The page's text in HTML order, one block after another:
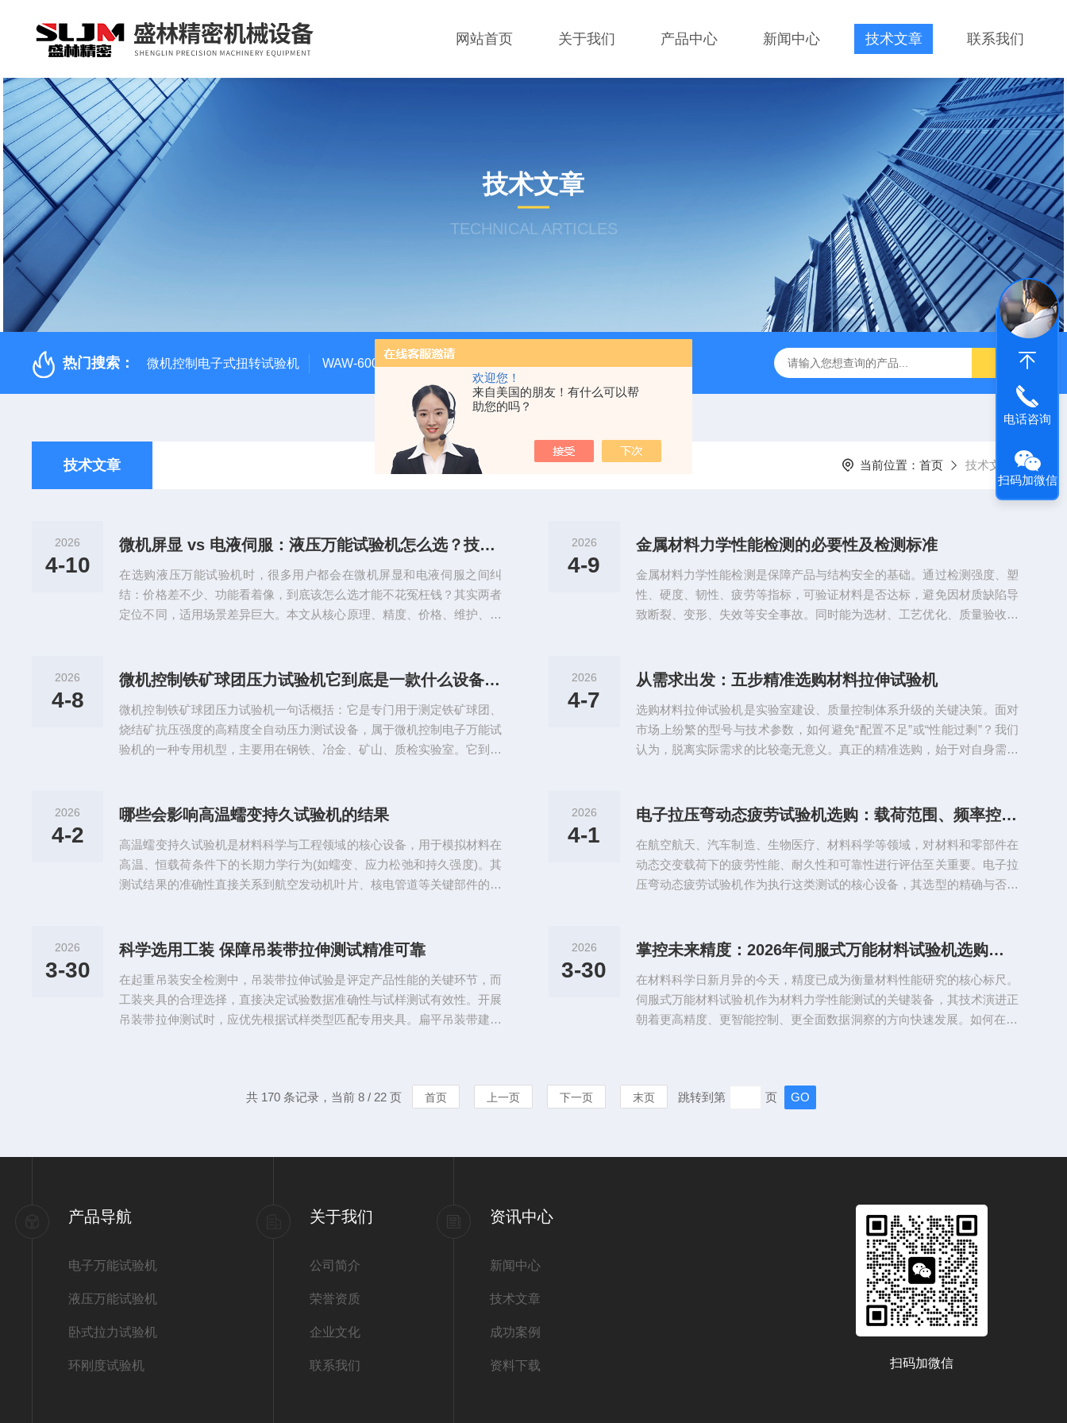
欢迎您！
来自美国的朋友！有什么可以帮
助您的吗？
网站首页 关于我们 产品中心 新闻中心 技术文章 联系我们
技术文章
TECHNICAL ARTICLES
热门搜索： 微机控制电子式扭转试验机 WAW-600D60吨螺栓拉伸试验机 盛林碳硫高速分析仪 CMT4504盛林5吨万能拉力试验机
技术文章 当前位置： 首页 技术文章
2026
4-10
微机屏显 vs 电液伺服：液压万能试验机怎么选？技术对比与选型指南
在选购液压万能试验机时，很多用户都会在微机屏显和电液伺服之间纠
结：价格差不少、功能看着像，到底该怎么选才能不花冤枉钱？其实两者
定位不同，适用场景差异巨大。本文从核心原理、精度、价格、维护、适
简易电控调节，属于开环控制。重点在测力、显示、记录数据，加载过程
实时采集力、位移、变形信号并自动调...
2026
4-9
金属材料力学性能检测的必要性及检测标准
金属材料力学性能检测是保障产品与结构安全的基础。通过检测强度、塑
性、硬度、韧性、疲劳等指标，可验证材料是否达标，避免因材质缺陷导
致断裂、变形、失效等安全事故。同时能为选材、工艺优化、质量验收提
际标准（ISO）、美标（ASTM）执行，核心标准如下：一、拉伸试验
拉...
2026
4-8
微机控制铁矿球团压力试验机它到底是一款什么设备呢？
微机控制铁矿球团压力试验机一句话概括：它是专门用于测定铁矿球团、
烧结矿抗压强度的高精度全自动压力测试设备，属于微机控制电子万能试
验机的一种专用机型，主要用在钢铁、冶金、矿山、质检实验室。它到底
铁矿球团的单球抗压强度（N/球）、测试烧结矿颗粒的抗压强度，可自动
报告。执行标准：主要依据GB/...
2026
4-7
从需求出发：五步精准选购材料拉伸试验机
选购材料拉伸试验机是实验室建设、质量控制体系升级的关键决策。面对
市场上纷繁的型号与技术参数，如何避免“配置不足”或“性能过剩”？我们
认为，脱离实际需求的比较毫无意义。真正的精准选购，始于对自身需求
基石。请详细回答：测试哪些材料？​是金属、塑料、橡胶、复合材料，还
大，直接影响设备性能需求。关...
2026
4-2
哪些会影响高温蠕变持久试验机的结果
高温蠕变持久试验机是材料科学与工程领域的核心设备，用于模拟材料在
高温、恒载荷条件下的长期力学行为(如蠕变、应力松弛和持久强度)。其
测试结果的准确性直接关系到航空发动机叶片、核电管道等关键部件的安
要素，并提出针对性优化方案。一、温度场均匀性与动态响应特性1.加热
值±5℃/1...
2026
4-1
电子拉压弯动态疲劳试验机选购：载荷范围、频率控制与试样类型全解析
在航空航天、汽车制造、生物医疗、材料科学等领域，对材料和零部件在
动态交变载荷下的疲劳性能、耐久性和可靠性进行评估至关重要。电子拉
压弯动态疲劳试验机作为执行这类测试的核心设备，其选型的精确与否直
范围、频率控制、试样适配三大核心要素，为您提供清晰的选型框架。
基本能力边界，是选型的首要依据。1...
2026
3-30
科学选用工装 保障吊装带拉伸测试精准可靠
在起重吊装安全检测中，吊装带拉伸试验是评定产品性能的关键环节，而
工装夹具的合理选择，直接决定试验数据准确性与试样测试有效性。开展
吊装带拉伸测试时，应优先根据试样类型匹配专用夹具。扁平吊装带建议
带可选用手动夹紧夹具，操作便捷；大吨位吊装带应采用液压楔形夹具，
2026
3-30
掌控未来精度：2026年伺服式万能材料试验机选购的七大黄金法则
在材料科学日新月异的今天，精度已成为衡量材料性能研究的核心标尺。
伺服式万能材料试验机作为材料力学性能测试的关键装备，其技术演进正
朝着更高精度、更智能控制、更全面数据洞察的方向快速发展。如何在20
越当前测试需求，以未来1-3年的研发规划为导向，系统梳理待测材料类
共 170 条记录，当前 8 / 22 页 首页 上一页 下一页 末页 跳转到第 页
产品导航
电子万能试验机
液压万能试验机
卧式拉力试验机
环刚度试验机
关于我们
公司简介
荣誉资质
企业文化
联系我们
资讯中心
新闻中心
技术文章
成功案例
资料下载 扫码加微信
电话咨询
扫码加微信